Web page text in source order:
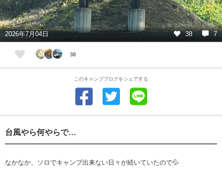
2026年7月04日 38 7
38
このキャンプブログをシェアする
台風やら何やらで…
なかなか、ソロでキャンプ出来ない日々が続いていたので💦